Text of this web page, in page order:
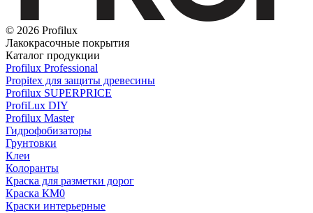
© 2026 Profilux
Лакокрасочные покрытия
Каталог продукции
Profilux Professional
Propitex для защиты древесины
Profilux SUPERPRICE
ProfiLux DIY
Profilux Master
Гидрофобизаторы
Грунтовки
Клеи
Колоранты
Краска для разметки дорог
Краска КМ0
Краски интерьерные